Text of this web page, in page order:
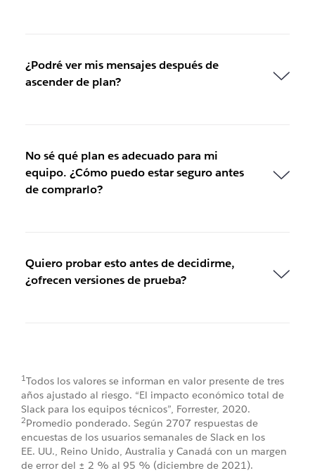
¿Podré ver mis mensajes después de
ascender de plan?
No sé qué plan es adecuado para mi
equipo. ¿Cómo puedo estar seguro antes
de comprarlo?
Quiero probar esto antes de decidirme,
¿ofrecen versiones de prueba?
1Todos los valores se informan en valor presente de tres
años ajustado al riesgo. “El impacto económico total de
Slack para los equipos técnicos”, Forrester, 2020.
2Promedio ponderado. Según 2707 respuestas de
encuestas de los usuarios semanales de Slack en los
EE. UU., Reino Unido, Australia y Canadá con un margen
de error del ± 2 % al 95 % (diciembre de 2021).